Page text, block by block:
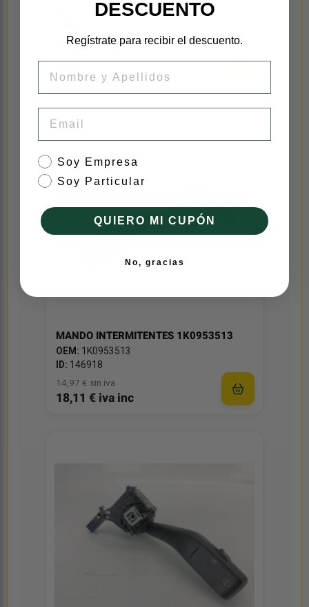
ANILLO AIRBAG 1K0959653C
ID:146874
14,97 € sin iva
18,11 € iva inc
MANDO INTERMITENTES 1K0953513
OEM: 1K0953513
ID: 146918
14,97 € sin iva
18,11 € iva inc
DESCUENTO
Regístrate para recibir el descuento.
tipo de cliente
Soy Empresa
Soy Particular
QUIERO MI CUPÓN
No, gracias